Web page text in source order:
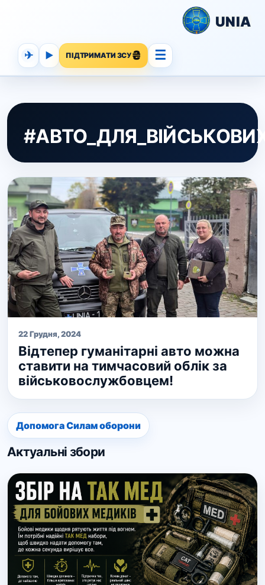
UNIA
✈ ▶ ПІДТРИМАТИ ЗСУ ☰
22 Грудня, 2024
Відтепер гуманітарні авто можна
ставити на тимчасовий облік за
військовослужбовцем!
Допомога Силам оборони
Актуальні збори